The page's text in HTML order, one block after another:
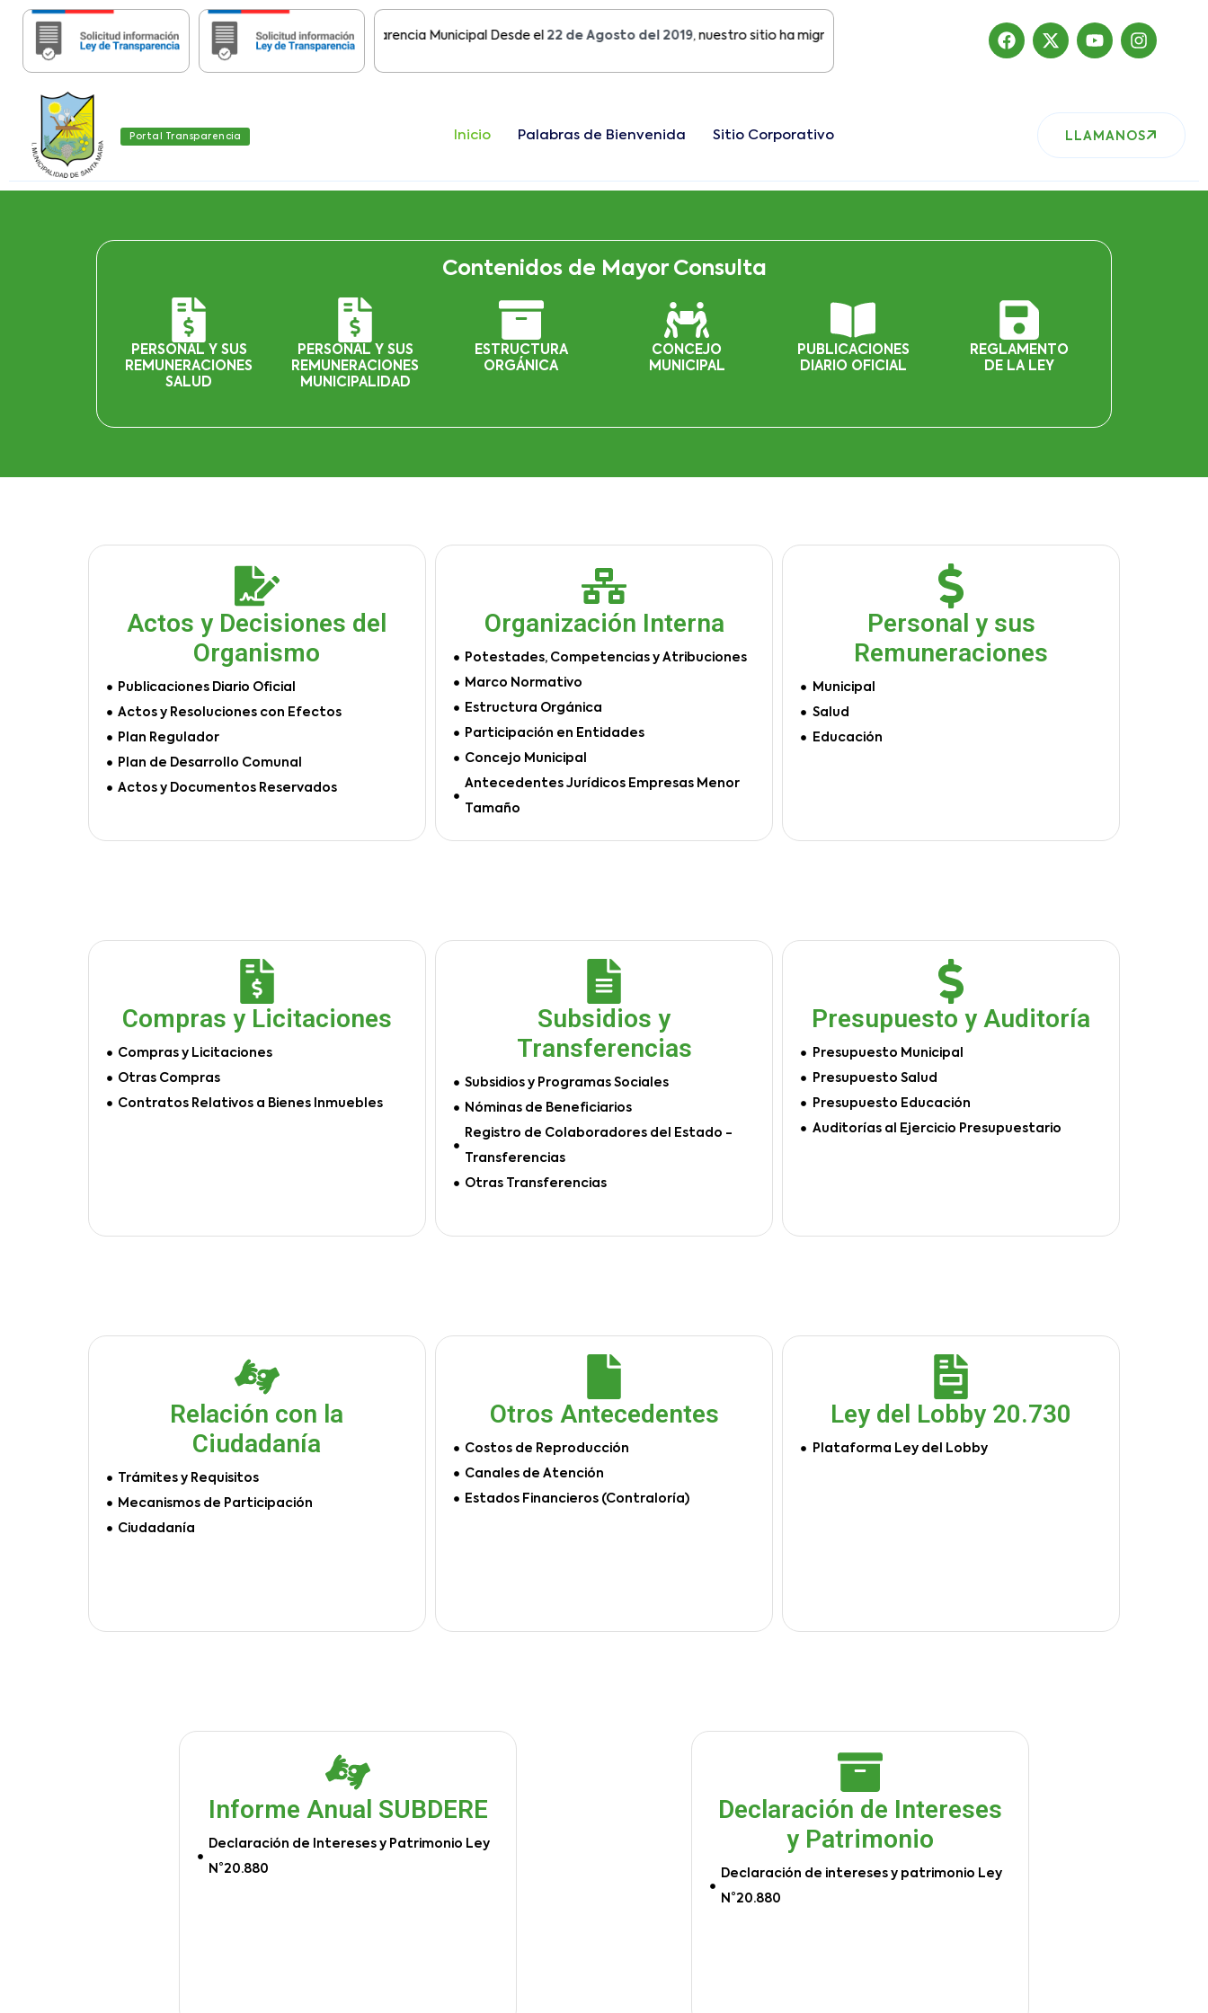
páginas contienen Información histórica de Transparencia Municipal Desde el22 de Agosto del 2019 , nuestro sitio ha migrado
Portal Transparencia Inicio Palabras de Bienvenida Sitio Corporativo LLAMANOS
Contenidos de Mayor Consulta
PERSONAL Y SUS
REMUNERACIONES
SALUD
PERSONAL Y SUS
REMUNERACIONES
MUNICIPALIDAD
ESTRUCTURA
ORGÁNICA
CONCEJO
MUNICIPAL
PUBLICACIONES
DIARIO OFICIAL
REGLAMENTO
DE LA LEY
Actos y Decisiones del
Organismo
Publicaciones Diario Oficial
Actos y Resoluciones con Efectos
Plan Regulador
Plan de Desarrollo Comunal
Actos y Documentos Reservados
Organización Interna
Potestades, Competencias y Atribuciones
Marco Normativo
Estructura Orgánica
Participación en Entidades
Concejo Municipal
Antecedentes Jurídicos Empresas Menor
Tamaño
Personal y sus
Remuneraciones
Municipal
Salud
Educación
Compras y Licitaciones
Compras y Licitaciones
Otras Compras
Contratos Relativos a Bienes Inmuebles
Subsidios y
Transferencias
Subsidios y Programas Sociales
Nóminas de Beneficiarios
Registro de Colaboradores del Estado -
Transferencias
Otras Transferencias
Presupuesto y Auditoría
Presupuesto Municipal
Presupuesto Salud
Presupuesto Educación
Auditorías al Ejercicio Presupuestario
Relación con la
Ciudadanía
Trámites y Requisitos
Mecanismos de Participación
Ciudadanía
Otros Antecedentes
Costos de Reproducción
Canales de Atención
Estados Financieros (Contraloría)
Ley del Lobby 20.730
Plataforma Ley del Lobby
Informe Anual SUBDERE
Declaración de Intereses y Patrimonio Ley
N°20.880
Declaración de Intereses
y Patrimonio
Declaración de intereses y patrimonio Ley
N°20.880